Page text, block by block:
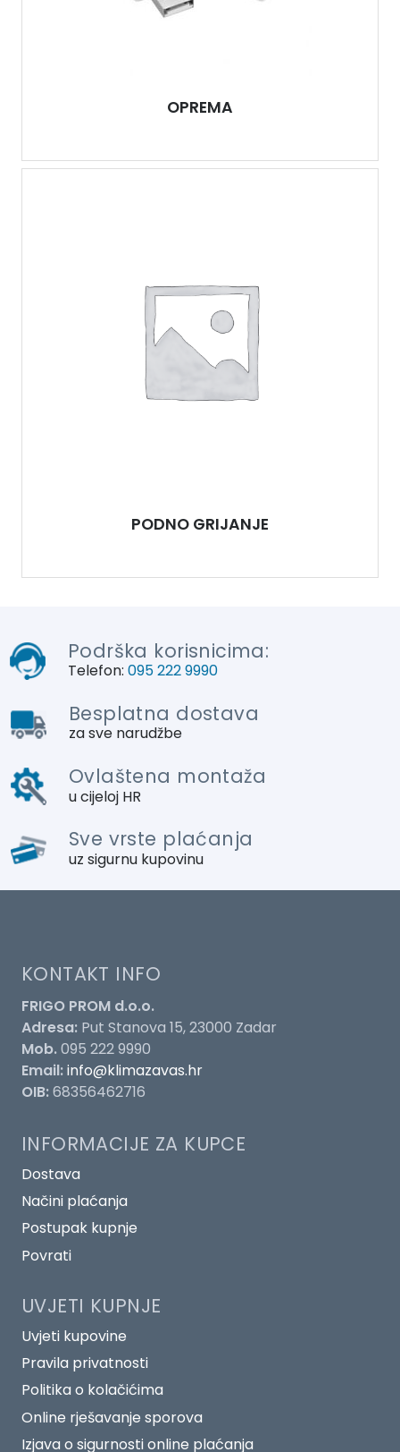
OPREMA
PODNO GRIJANJE
Podrška korisnicima:
Telefon: 095 222 9990
Besplatna dostava
za sve narudžbe
Ovlaštena montaža
u cijeloj HR
Sve vrste plaćanja
uz sigurnu kupovinu
KONTAKT INFO
FRIGO PROM d.o.o.
Adresa: Put Stanova 15, 23000 Zadar
Mob.095 222 9990
Email:info@klimazavas.hr
OIB:68356462716
INFORMACIJE ZA KUPCE
Dostava
Načini plaćanja
Postupak kupnje
Povrati
UVJETI KUPNJE
Uvjeti kupovine
Pravila privatnosti
Politika o kolačićima
Online rješavanje sporova
Izjava o sigurnosti online plaćanja